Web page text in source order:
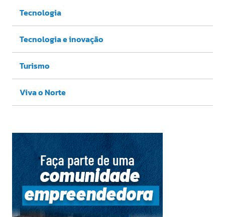
Tecnologia
Tecnologia e inovação
Turismo
Viva o Norte